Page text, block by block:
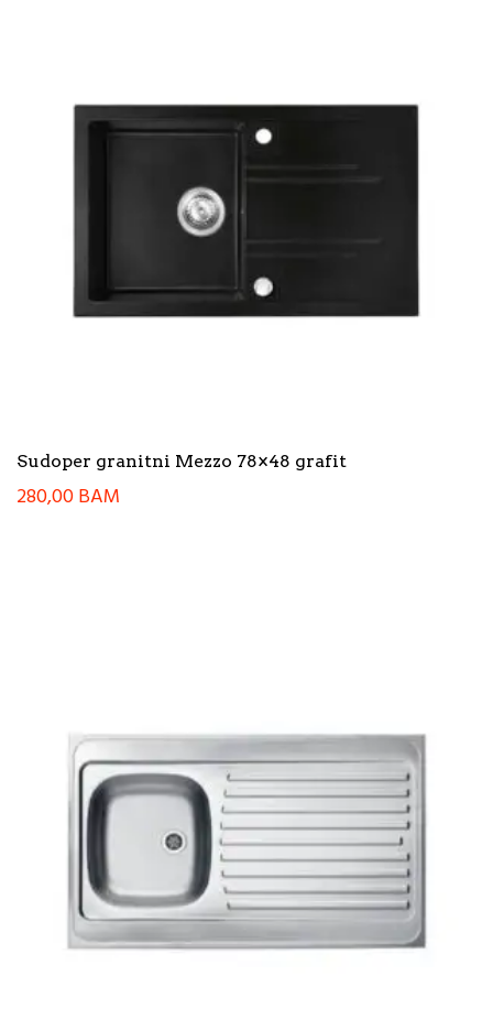
Sudoper granitni Mezzo 78×48 grafit
280,00BAM